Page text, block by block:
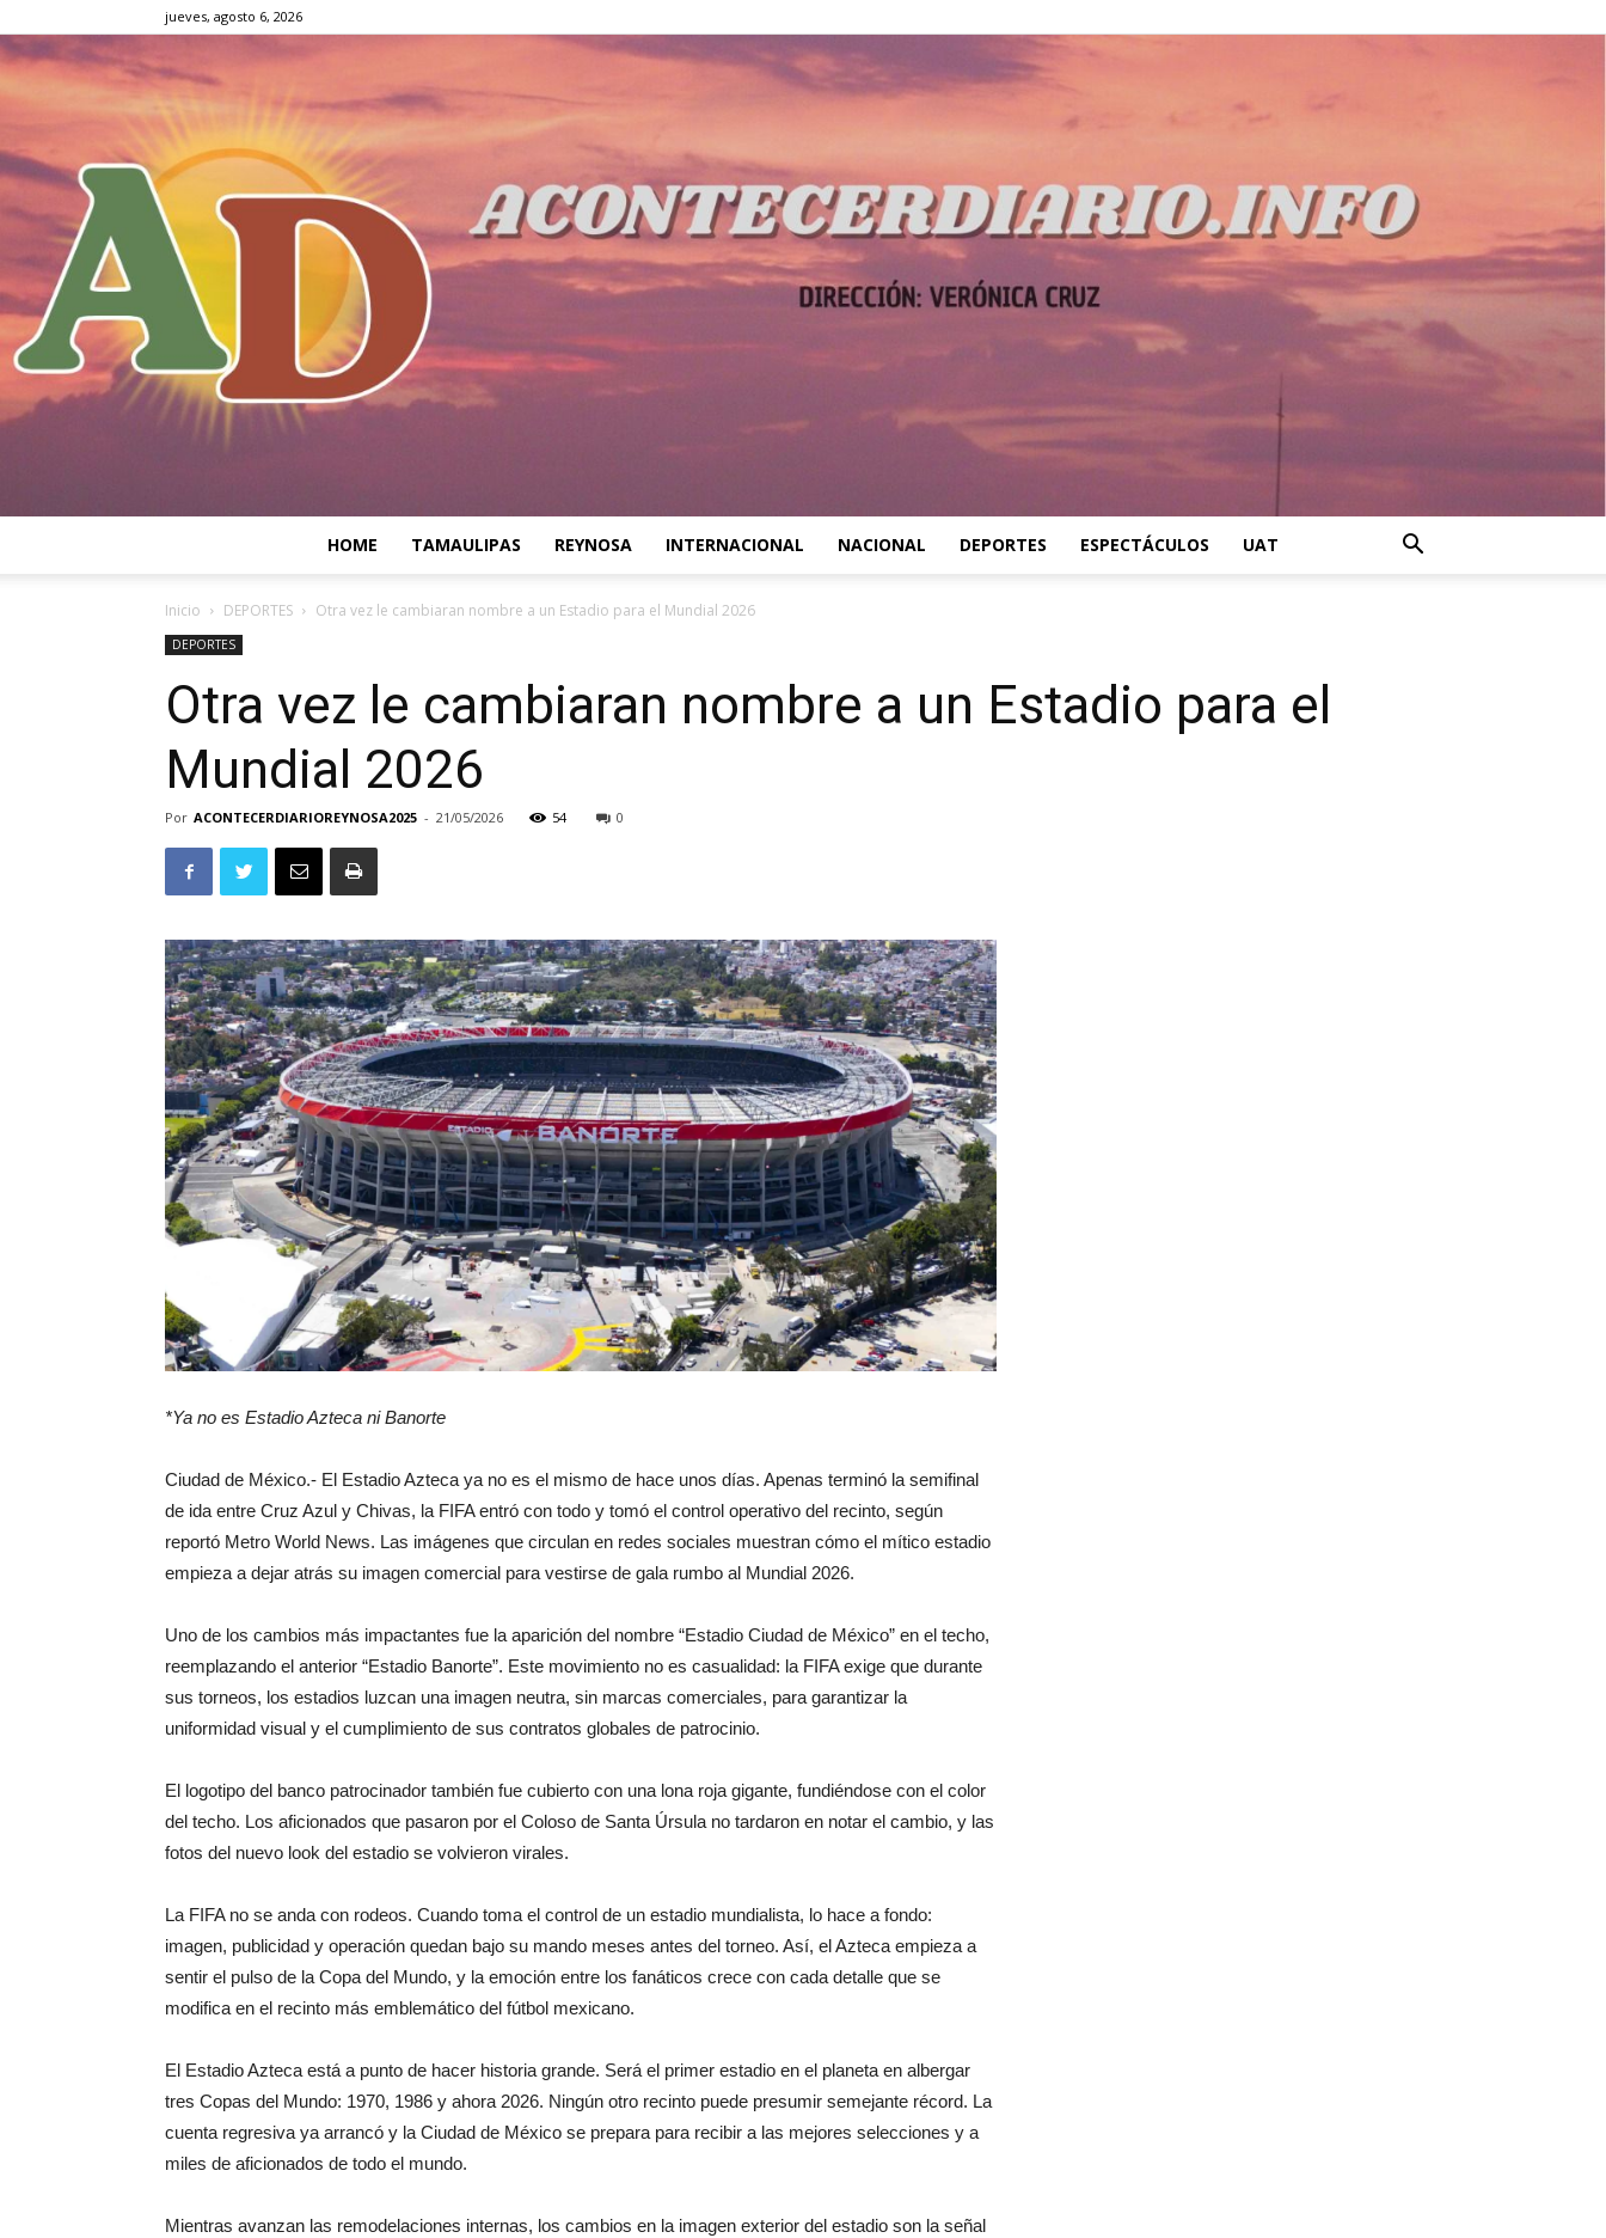
jueves, agosto 6, 2026
HOME TAMAULIPAS REYNOSA INTERNACIONAL NACIONAL DEPORTES ESPECTÁCULOS UAT
Inicio DEPORTES Otra vez le cambiaran nombre a un Estadio para el Mundial 2026
DEPORTES
Otra vez le cambiaran nombre a un Estadio para el
Mundial 2026
Por ACONTECERDIARIOREYNOSA2025 - 21/05/2026 54 0
*Ya no es Estadio Azteca ni Banorte
Ciudad de México.- El Estadio Azteca ya no es el mismo de hace unos días. Apenas terminó la semifinal
de ida entre Cruz Azul y Chivas, la FIFA entró con todo y tomó el control operativo del recinto, según
reportó Metro World News. Las imágenes que circulan en redes sociales muestran cómo el mítico estadio
empieza a dejar atrás su imagen comercial para vestirse de gala rumbo al Mundial 2026.
Uno de los cambios más impactantes fue la aparición del nombre “Estadio Ciudad de México” en el techo,
reemplazando el anterior “Estadio Banorte”. Este movimiento no es casualidad: la FIFA exige que durante
sus torneos, los estadios luzcan una imagen neutra, sin marcas comerciales, para garantizar la
uniformidad visual y el cumplimiento de sus contratos globales de patrocinio.
El logotipo del banco patrocinador también fue cubierto con una lona roja gigante, fundiéndose con el color
del techo. Los aficionados que pasaron por el Coloso de Santa Úrsula no tardaron en notar el cambio, y las
fotos del nuevo look del estadio se volvieron virales.
La FIFA no se anda con rodeos. Cuando toma el control de un estadio mundialista, lo hace a fondo:
imagen, publicidad y operación quedan bajo su mando meses antes del torneo. Así, el Azteca empieza a
sentir el pulso de la Copa del Mundo, y la emoción entre los fanáticos crece con cada detalle que se
modifica en el recinto más emblemático del fútbol mexicano.
El Estadio Azteca está a punto de hacer historia grande. Será el primer estadio en el planeta en albergar
tres Copas del Mundo: 1970, 1986 y ahora 2026. Ningún otro recinto puede presumir semejante récord. La
cuenta regresiva ya arrancó y la Ciudad de México se prepara para recibir a las mejores selecciones y a
miles de aficionados de todo el mundo.
Mientras avanzan las remodelaciones internas, los cambios en la imagen exterior del estadio son la señal